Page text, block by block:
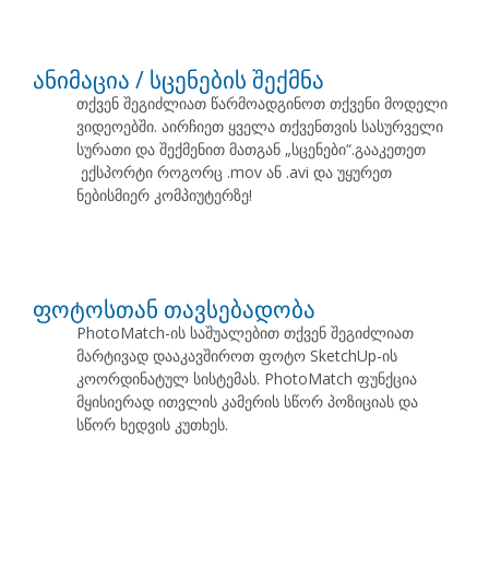
ანიმაცია / სცენების შექმნა
თქვენ შეგიძლიათ წარმოადგინოთ თქვენი მოდელი
ვიდეოებში. აირჩიეთ ყველა თქვენთვის სასურველი
სურათი და შექმენით მათგან „სცენები“.გააკეთეთ
ექსპორტი როგორც .mov ან .avi და უყურეთ
ნებისმიერ კომპიუტერზე!
ფოტოსთან თავსებადობა
PhotoMatch-ის საშუალებით თქვენ შეგიძლიათ
მარტივად დააკავშიროთ ფოტო SketchUp-ის
კოორდინატულ სისტემას. PhotoMatch ფუნქცია
მყისიერად ითვლის კამერის სწორ პოზიციას და
სწორ ხედვის კუთხეს.